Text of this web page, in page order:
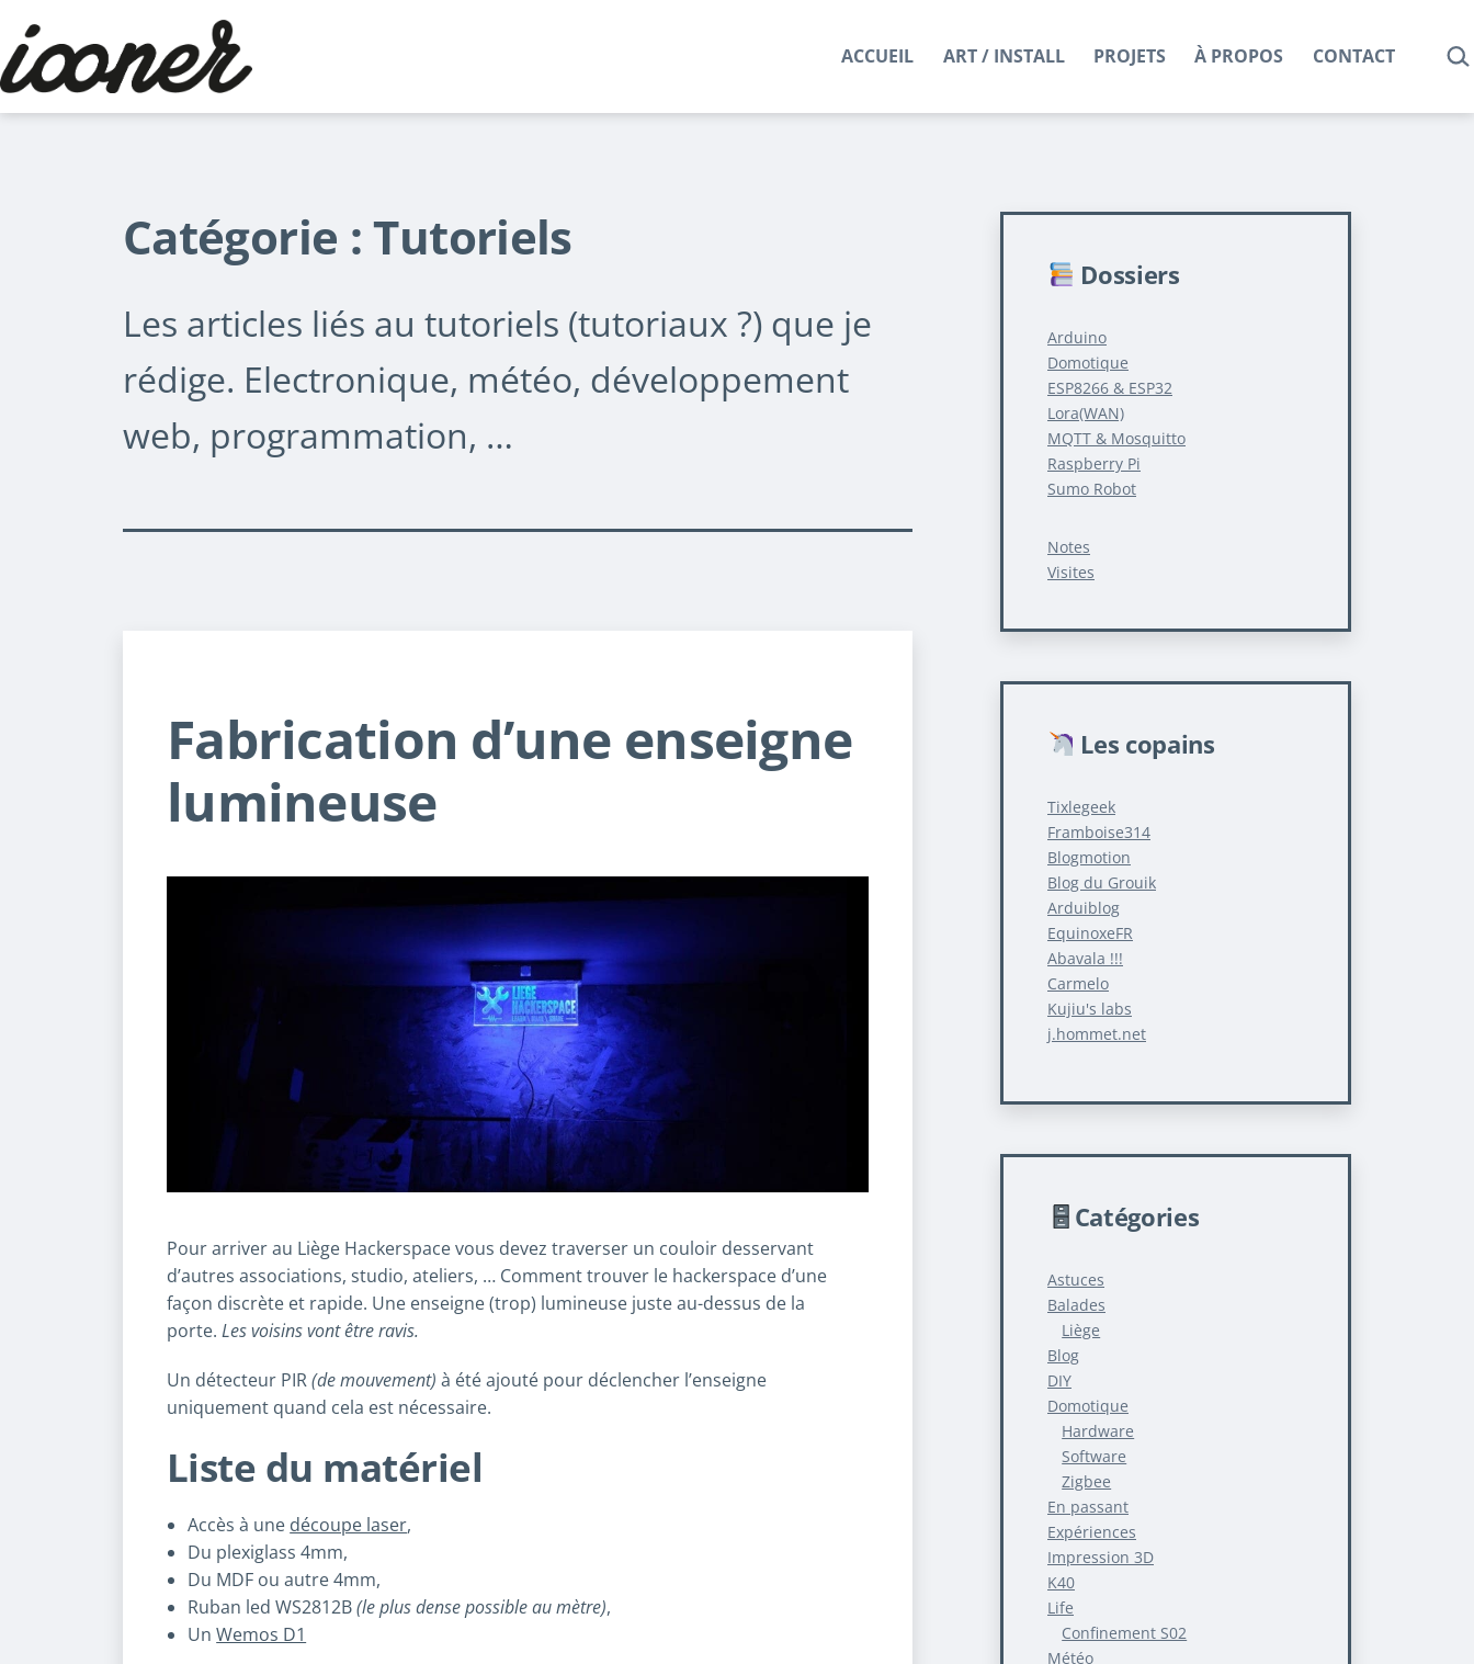
au
contenu
ACCUEIL ART / INSTALL PROJETS À PROPOS CONTACT
Catégorie : Tutoriels
Les articles liés au tutoriels (tutoriaux ?) que je
rédige. Electronique, météo, développement
web, programmation, …
Fabrication d’une enseigne
lumineuse
Pour arriver au Liège Hackerspace vous devez traverser un couloir desservant
d’autres associations, studio, ateliers, … Comment trouver le hackerspace d’une
façon discrète et rapide. Une enseigne (trop) lumineuse juste au-dessus de la
porte. Les voisins vont être ravis.
Un détecteur PIR(de mouvement) à été ajouté pour déclencher l’enseigne
uniquement quand cela est nécessaire.
Liste du matériel
Accès à une découpe laser,
Du plexiglass 4mm,
Du MDF ou autre 4mm,
Ruban led WS2812B(le plus dense possible au mètre),
UnWemos D1
Dossiers
Arduino
Domotique
ESP8266 & ESP32
Lora(WAN)
MQTT & Mosquitto
Raspberry Pi
Sumo Robot
Notes
Visites
Les copains
Tixlegeek
Framboise314
Blogmotion
Blog du Grouik
Arduiblog
EquinoxeFR
Abavala !!!
Carmelo
Kujiu's labs
j.hommet.net
Catégories
Astuces
Balades
Liège
Blog
DIY
Domotique
Hardware
Software
Zigbee
En passant
Expériences
Impression 3D
K40
Life
Confinement S02
Météo